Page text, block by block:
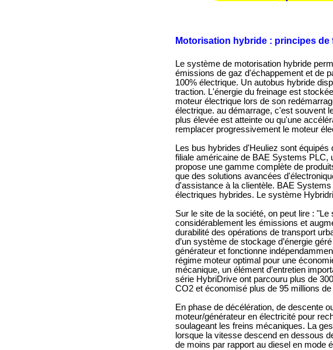
Motorisation hybride : principes de
Le système de motorisation hybride
émissions de gaz d'échappement et de
100% électrique. Un autobus hybride
traction. L'énergie du freinage est
moteur électrique lors de son
électrique. au démarrage, c'est souvent
plus élevée est atteinte ou qu'une
remplacer progressivement le moteur
Les bus hybrides d'Heuliez sont équipés
filiale américaine de BAE Systems PLC,
propose une gamme complète de
que des solutions avancées
d'assistance à la clientèle. BAE
électriques hybrides. Le système
Sur le site de la société, on peut lire :
considérablement les émissions et
durabilité des opérations de transport
d’un système de stockage d’énergie
générateur et fonctionne
régime moteur optimal pour une
mécanique, un élément d’entretien
série HybriDrive ont parcouru plus de
CO2 et économisé plus de 95 millions
En phase de décélération, de descente
moteur/générateur en électricité pour
soulageant les freins mécaniques. La
lorsque la vitesse descend en dessous
de moins par rapport au diesel en mode